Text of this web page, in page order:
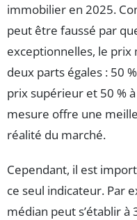
immobilier en 2025.
peut être faussé par
exceptionnelles, le prix
deux parts égales : 50
prix supérieur et 50 %
mesure offre une
réalité du marché.
Cependant, il est
ce seul indicateur. Par
médian peut s’établir à